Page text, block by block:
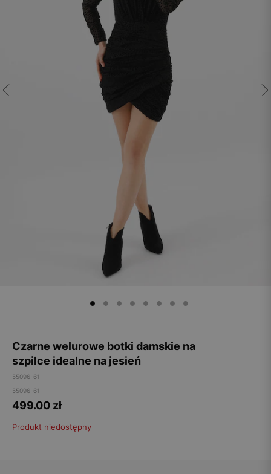
Czarne welurowe botki damskie na
szpilce idealne na jesień
55096-61
55096-61
499.00 zł
Produkt niedostępny